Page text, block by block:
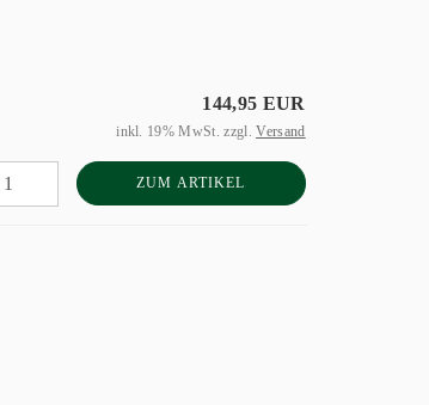
144,95 EUR
inkl. 19% MwSt. zzgl.Versand
ZUM ARTIKEL